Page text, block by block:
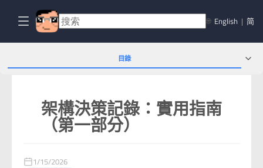
🌐 English | 简
架構決策記錄：實用指南
（第一部分）
1/15/2026
目錄